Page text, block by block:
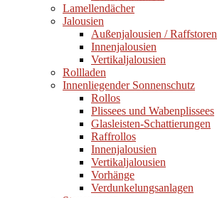
Lamellendächer
Jalousien
Außenjalousien / Raffstoren
Innenjalousien
Vertikaljalousien
Rollladen
Innenliegender Sonnenschutz
Rollos
Plissees und Wabenplissees
Glasleisten-Schattierungen
Raffrollos
Innenjalousien
Vertikaljalousien
Vorhänge
Verdunkelungsanlagen